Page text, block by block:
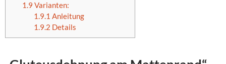
1.9 Varianten:
1.9.1 Anleitung
1.9.2 Details